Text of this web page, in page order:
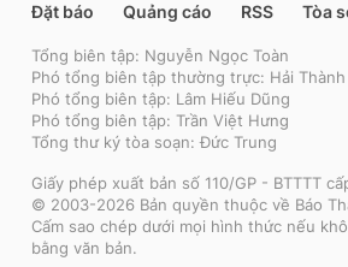
Đặt báo Quảng cáo RSS Tòa
Tổng biên tập: Nguyễn Ngọc Toàn
Phó tổng biên tập thường trực: Hải Thành
Phó tổng biên tập: Lâm Hiếu Dũng
Phó tổng biên tập: Trần Việt Hưng
Tổng thư ký tòa soạn: Đức Trung
Giấy phép xuất bản số 110/GP - BTTTT
© 2003-2026 Bản quyền thuộc về Báo
Cấm sao chép dưới mọi hình thức nếu
bằng văn bản.